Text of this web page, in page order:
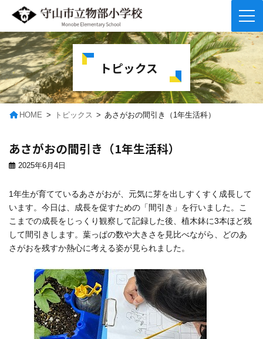
コ
ン
テ
ン
ツ
へ
ス
ナ
ビ
ゲ
ー
シ
ョ
ン
トピックス
HOME トピックス あさがおの間引き（1年生活科）
あさがおの間引き（1年生活科）
2025年6月4日
1年生が育てているあさがおが、元気に芽を出しすくすく成長して
います。今日は、成長を促すための「間引き」を行いました。こ
こまでの成長をじっくり観察して記録した後、植木鉢に3本ほど残
して間引きします。葉っぱの数や大きさを見比べながら、どのあ
さがおを残すか熱心に考える姿が見られました。